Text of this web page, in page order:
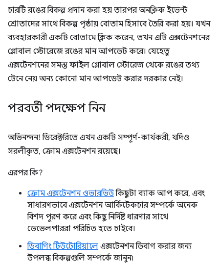
চারটি রঙের বিকল্প প্রদান করা হয় তারপর অনক্লিক ইভেন্ট
শ্রোতাদের সাথে বিকল্প পৃষ্ঠায় বোতাম হিসাবে তৈরি করা হয়। যখন
ব্যবহারকারী একটি বোতামে ক্লিক করেন, তখন এটি এক্সটেনশনের
গ্লোবাল স্টোরেজে রঙের মান আপডেট করে। যেহেতু
এক্সটেনশনের সমস্ত ফাইল গ্লোবাল স্টোরেজ থেকে রঙের তথ্য
টেনে নেয় অন্য কোনো মান আপডেট করার দরকার নেই।
পরবর্তী পদক্ষেপ নিন
অভিনন্দন! ডিরেক্টরিতে এখন একটি সম্পূর্ণ-কার্যকরী, যদিও
সরলীকৃত, ক্রোম এক্সটেনশন রয়েছে।
এরপর কি?
ক্রোম এক্সটেনশন ওভারভিউকিছুটা ব্যাক আপ করে, এবং
সাধারণভাবে এক্সটেনশন আর্কিটেকচার সম্পর্কে অনেক
বিশদ পূরণ করে এবং কিছু নির্দিষ্ট ধারণার সাথে
ডেভেলপাররা পরিচিত হতে চাইবে।
ডিবাগিং টিউটোরিয়ালে এক্সটেনশন ডিবাগ করার জন্য
উপলব্ধ বিকল্পগুলি সম্পর্কে জানুন৷